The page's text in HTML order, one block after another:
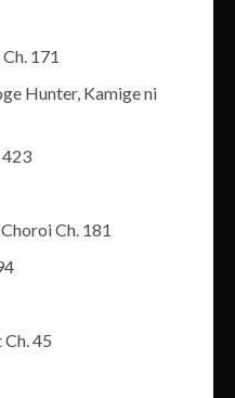
171
Hunter, Kamige ni
423
Ch. 181
45